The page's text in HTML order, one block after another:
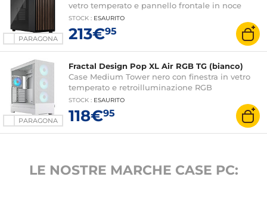
PARAGONA
vetro temperato e pannello frontale in noce
STOCK : ESAURITO
213€95
PARAGONA
Fractal Design Pop XL Air RGB TG (bianco)
Case Medium Tower nero con finestra in vetro
temperato e retroilluminazione RGB
STOCK : ESAURITO
118€95
LE NOSTRE MARCHE CASE PC: